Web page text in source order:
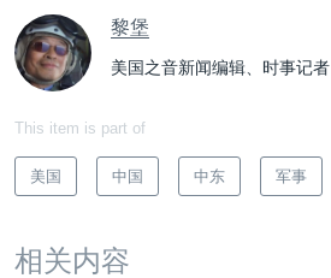
黎堡
美国之音新闻编辑、时事记者
This item is part of
美国 中国 中东 军事
相关内容